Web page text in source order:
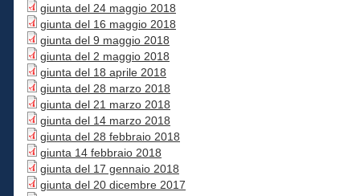
giunta del 24 maggio 2018
giunta del 16 maggio 2018
giunta del 9 maggio 2018
giunta del 2 maggio 2018
giunta del 18 aprile 2018
giunta del 28 marzo 2018
giunta del 21 marzo 2018
giunta del 14 marzo 2018
giunta del 28 febbraio 2018
giunta 14 febbraio 2018
giunta del 17 gennaio 2018
giunta del 20 dicembre 2017